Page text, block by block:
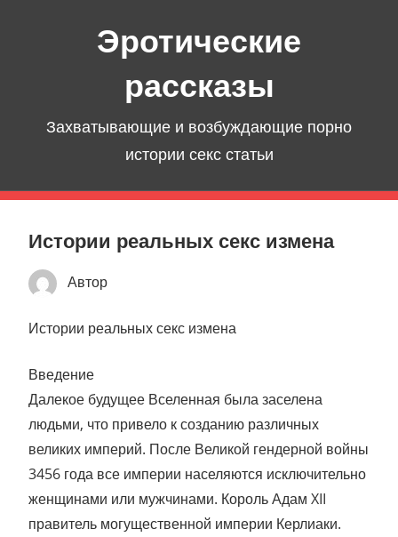
Эротические
рассказы
Захватывающие и возбуждающие порно
истории секс статьи
Истории реальных секс измена
Автор
Истории реальных секс измена
Введение
Далекое будущее Вселенная была заселена
людьми, что привело к созданию различных
великих империй. После Великой гендерной войны
3456 года все империи населяются исключительно
женщинами или мужчинами. Король Адам XII
правитель могущественной империи Керлиаки.